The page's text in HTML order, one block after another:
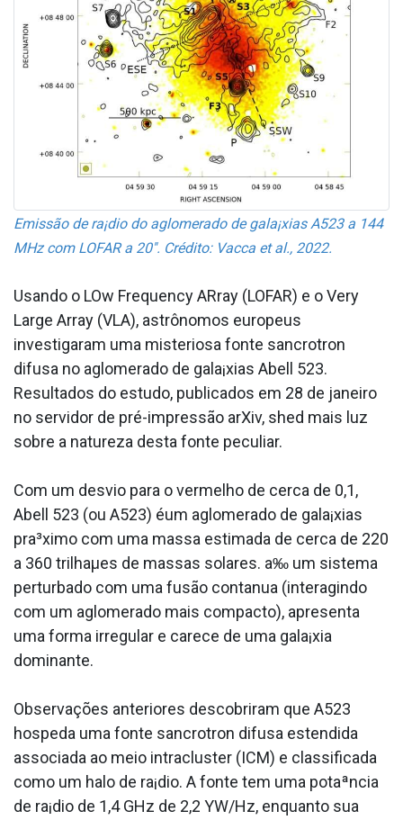
Emissão de ra¡dio do aglomerado de gala¡xias A523 a 144
MHz com LOFAR a 20''. Crédito: Vacca et al., 2022.
Usando o LOw Frequency ARray (LOFAR) e o Very
Large Array (VLA), astrônomos europeus
investigaram uma misteriosa fonte sa­ncrotron
difusa no aglomerado de gala¡xias Abell 523.
Resultados do estudo, publicados em 28 de janeiro
no servidor de pré-impressão arXiv, shed mais luz
sobre a natureza desta fonte peculiar.
Com um desvio para o vermelho de cerca de 0,1,
Abell 523 (ou A523) éum aglomerado de gala¡xias
pra³ximo com uma massa estimada de cerca de 220
a 360 trilhaµes de massas solares. a‰ um sistema
perturbado com uma fusão conta­nua (interagindo
com um aglomerado mais compacto), apresenta
uma forma irregular e carece de uma gala¡xia
dominante.
Observações anteriores descobriram que A523
hospeda uma fonte sa­ncrotron difusa estendida
associada ao meio intracluster (ICM) e classificada
como um halo de ra¡dio. A fonte tem uma potaªncia
de ra¡dio de 1,4 GHz de 2,2 YW/Hz, enquanto sua